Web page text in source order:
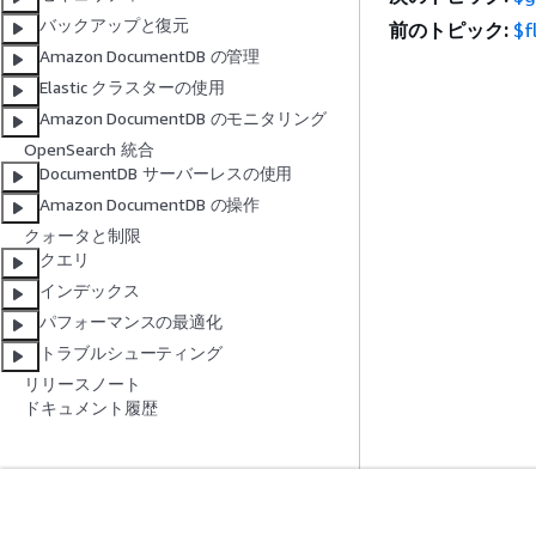
バックアップと復元
Amazon DocumentDB の管理
Elastic クラスターの使用
Amazon DocumentDB のモニタリング
OpenSearch 統合
DocumentDB サーバーレスの使用
Amazon DocumentDB の操作
クォータと制限
クエリ
インデックス
パフォーマンスの最適化
トラブルシューティング
リリースノート
ドキュメント履歴
前のトピック: